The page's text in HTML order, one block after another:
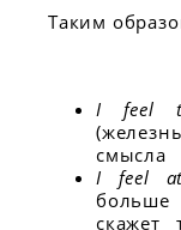
Таким
I feel
смысла
I feel
больше